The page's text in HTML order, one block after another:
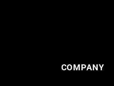
COMPANY